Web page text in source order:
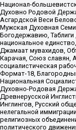
Национал-
Духовно Родовой
Асгардской Веси
Мужская Духовная
Богодержавию,
национальное
Джамаат мувахидов,
Карачая, Союз славян,
социалистическая
Формат-18,
Национальная
Духовно-Родовая
Древнерусской
Инглингов, Русский
нелегальной
религиозных
политического